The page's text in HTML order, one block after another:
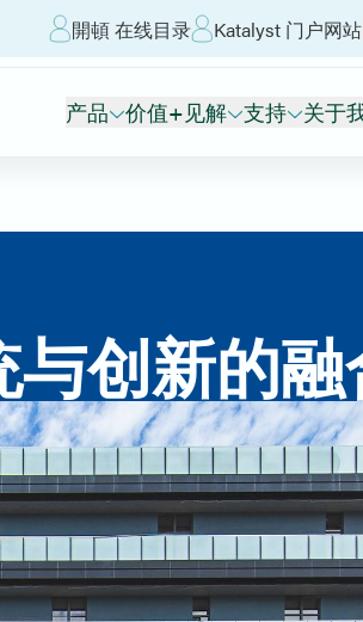
開頓 在线目录 Katalyst 门户网站
产品 价值+见解 支持 关于
创新的融